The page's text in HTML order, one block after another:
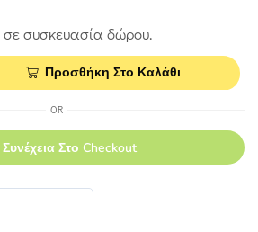
συσκευασία δώρου.
Προσθήκη Στο Καλάθι
OR
Συνέχεια Στο Checkout